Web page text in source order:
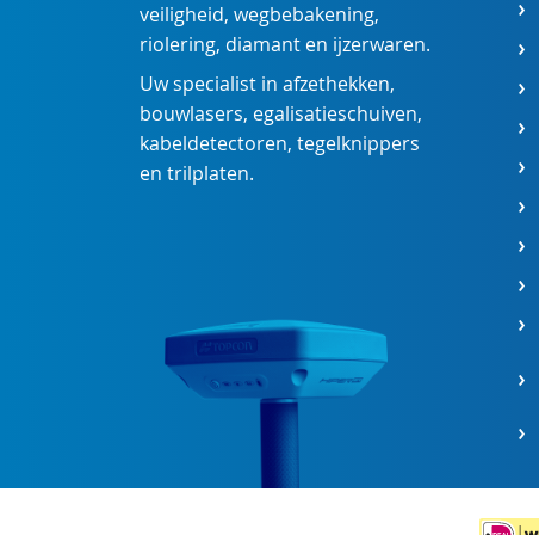
veiligheid, wegbebakening,
riolering, diamant en ijzerwaren.
Uw specialist in afzethekken,
bouwlasers, egalisatieschuiven,
kabeldetectoren, tegelknippers
en trilplaten.